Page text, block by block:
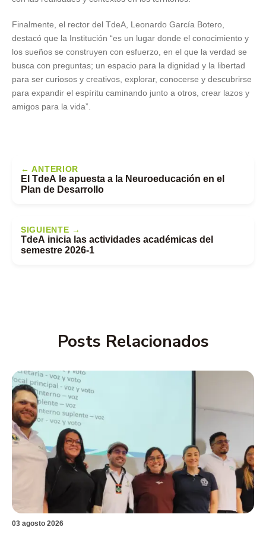
Finalmente, el rector del TdeA, Leonardo García Botero,
destacó que la Institución “es un lugar donde el conocimiento y
los sueños se construyen con esfuerzo, en el que la verdad se
busca con preguntas; un espacio para la dignidad y la libertad
para ser curiosos y creativos, explorar, conocerse y descubrirse
para expandir el espíritu caminando junto a otros, crear lazos y
amigos para la vida”.
← ANTERIOR
El TdeA le apuesta a la Neuroeducación en el
Plan de Desarrollo
SIGUIENTE →
TdeA inicia las actividades académicas del
semestre 2026-1
Posts Relacionados
03 agosto 2026